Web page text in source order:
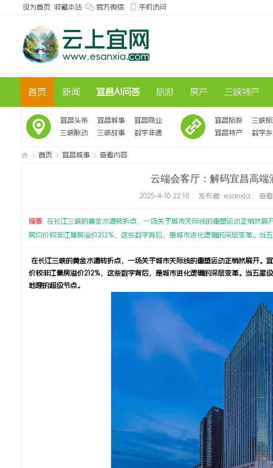
设为首页 收藏本站 官方微信 手机访问
首页 新闻 宜昌AI问答 旅游 房产 三峡特产
宜昌头条 宜昌城事
宜昌商业
三峡脉动
三峡故事
数字非遗
宜昌旅游 三峡
宜昌特产
数字
首页 宜昌城事 查看内容
云端会客厅：解码宜昌高
2025-4-10 22:18 发布者: esanxia 查
摘要: 在长江三峡的黄金水道转折点，一场关于城市天际线的重塑运动正悄然
房均价较非江景房溢价212%，这些数字背后，是城市进化逻辑的深层变革。当五
在长江三峡的黄金水道转折点，一场关于城市天际线的重塑运动正悄然展开。
价较非江景房溢价212%，这些数字背后，是城市进化逻辑的深层变革。当五
地理的超级节点。